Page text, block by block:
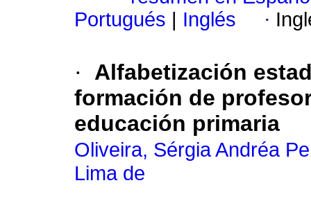
Portugués
Inglés ·
·
Alfabetización
formación de
educación primaria
Oliveira, Sérgia Andréa
Lima de